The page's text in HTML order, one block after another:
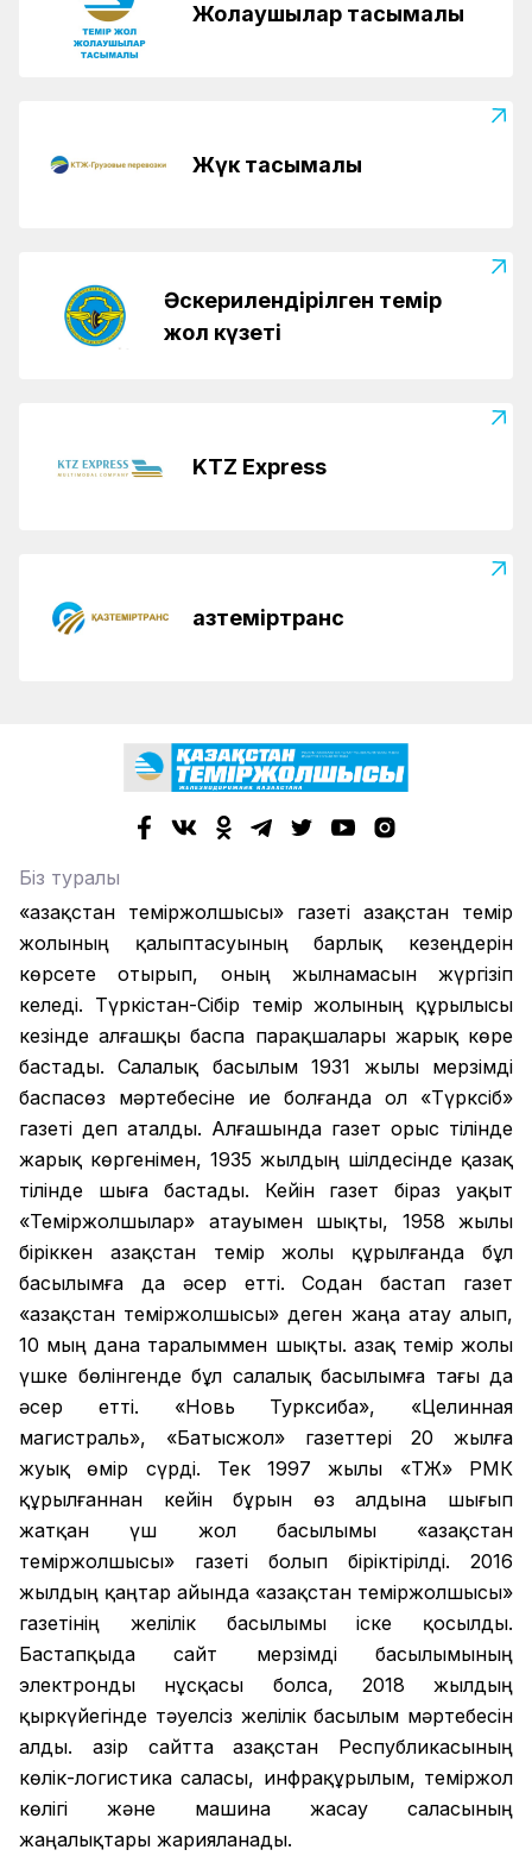
Жолаушылар тасымалы
Жүк тасымалы
Әскерилендірілген темір
жол күзеті
KTZ Express
Қазтеміртранс
Біз туралы
«Қазақстан теміржолшысы» газеті Қазақстан темір
жолының қалыптасуының барлық кезеңдерін
көрсете отырып, оның жылнамасын жүргізіп
келеді. Түркістан-Сібір темір жолының құрылысы
кезінде алғашқы баспа парақшалары жарық көре
бастады. Салалық басылым 1931 жылы мерзімді
баспасөз мәртебесіне ие болғанда ол «Түрксіб»
газеті деп аталды. Алғашында газет орыс тілінде
жарық көргенімен, 1935 жылдың шілдесінде қазақ
тілінде шыға бастады. Кейін газет біраз уақыт
«Теміржолшылар» атауымен шықты, 1958 жылы
біріккен Қазақстан темір жолы құрылғанда бұл
басылымға да әсер етті. Содан бастап газет
«Қазақстан теміржолшысы» деген жаңа атау алып,
10 мың дана таралыммен шықты. Қазақ темір жолы
үшке бөлінгенде бұл салалық басылымға тағы да
әсер етті. «Новь Турксиба», «Целинная
магистраль», «Батысжол» газеттері 20 жылға
жуық өмір сүрді. Тек 1997 жылы «ҚТЖ» РМК
құрылғаннан кейін бұрын өз алдына шығып
жатқан үш жол басылымы «Қазақстан
теміржолшысы» газеті болып біріктірілді. 2016
жылдың қаңтар айында «Қазақстан теміржолшысы»
газетінің желілік басылымы іске қосылды.
Бастапқыда сайт мерзімді басылымының
электронды нұсқасы болса, 2018 жылдың
қыркүйегінде тәуелсіз желілік басылым мәртебесін
алды. Қазір сайтта Қазақстан Республикасының
көлік-логистика саласы, инфрақұрылым, теміржол
көлігі және машина жасау саласының
жаңалықтары жарияланады.